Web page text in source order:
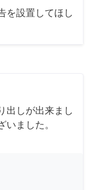
を設置してほし
出しが出来まし
いました。